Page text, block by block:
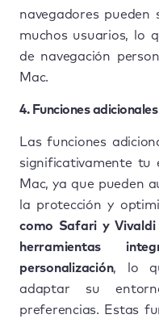
navegadores pueden
muchos usuarios, lo
de navegación
Mac.
4. Funciones adicionales
Las funciones
significativamente tu
Mac, ya que pueden
la protección y
como Safari y
herramientas
personalización, lo
adaptar su
preferencias. Estas